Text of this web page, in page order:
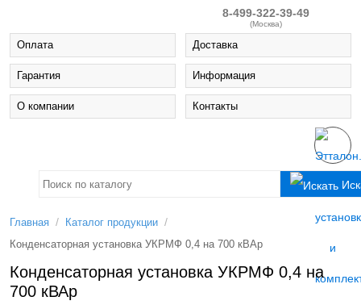
8-499-322-39-49
(Москва)
Оплата Доставка
Гарантия Информация
О компании Контакты
Главная / Каталог продукции /
Конденсаторная установка УКРМФ 0,4 на 700 кВАр
Конденсаторная установка УКРМФ 0,4 на
700 кВАр